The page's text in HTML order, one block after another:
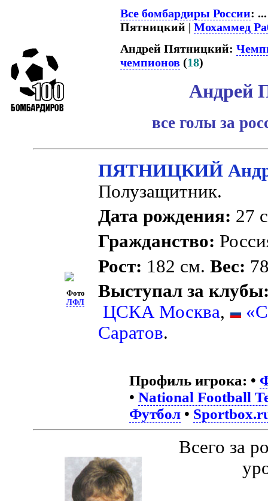
Все бомбардиры России:
Пятницкий | Мохаммед
Андрей Пятницкий:
чемпионов(18)
Андрей
все голы за
Фото
ЛФЛ
ПЯТНИЦКИЙ
Полузащитник.
Дата рождения: 27
Гражданство:
Рост: 182 см.Вес:
Выступал за
ЦСКА Москва,
Саратов.
Профиль игрока: •
• National Football
Футбол•
Всего за